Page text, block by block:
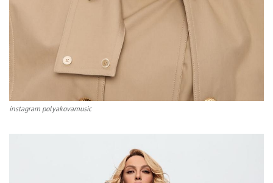
instagram polyakovamusic